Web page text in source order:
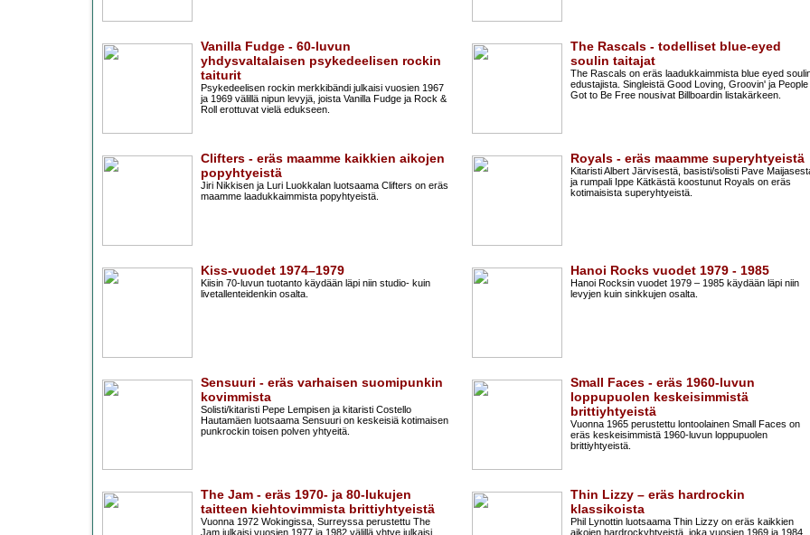
Vanilla Fudge - 60-luvun
yhdysvaltalaisen psykedeelisen rockin
taiturit
Psykedeelisen rockin merkkibändi julkaisi vuosien 1967
ja 1969 välillä nipun levyjä, joista Vanilla Fudge ja Rock &
Roll erottuvat vielä edukseen.
The Rascals - todelliset blue-eyed
soulin taitajat
The Rascals on eräs laadukkaimmista blue eyed
edustajista. Singleistä Good Loving, Groovin' ja People
Got to Be Free nousivat Billboardin listakärkeen.
Clifters - eräs maamme kaikkien aikojen
popyhtyeistä
Jiri Nikkisen ja Luri Luokkalan luotsaama Clifters on eräs
maamme laadukkaimmista popyhtyeistä.
Royals - eräs maamme superyhtyeistä
Kitaristi Albert Järvisestä, basisti/solisti Pave
ja rumpali Ippe Kätkästä koostunut Royals on eräs
kotimaisista superyhtyeistä.
Kiss-vuodet 1974–1979
Kiisin 70-luvun tuotanto käydään läpi niin studio- kuin
livetallenteidenkin osalta.
Hanoi Rocks vuodet 1979 - 1985
Hanoi Rocksin vuodet 1979 – 1985 käydään läpi niin
levyjen kuin sinkkujen osalta.
Sensuuri - eräs varhaisen suomipunkin
kovimmista
Solisti/kitaristi Pepe Lempisen ja kitaristi Costello
Hautamäen luotsaama Sensuuri on keskeisiä kotimaisen
punkrockin toisen polven yhtyeitä.
Small Faces - eräs 1960-luvun
loppupuolen keskeisimmistä
brittiyhtyeistä
Vuonna 1965 perustettu lontoolainen Small Faces on
eräs keskeisimmistä 1960-luvun loppupuolen
brittiyhtyeistä.
The Jam - eräs 1970- ja 80-lukujen
taitteen kiehtovimmista brittiyhtyeistä
Vuonna 1972 Wokingissa, Surreyssa perustettu The
Jam julkaisi vuosien 1977 ja 1982 välillä yhtye julkaisi
Thin Lizzy – eräs hardrockin
klassikoista
Phil Lynottin luotsaama Thin Lizzy on eräs kaikkien
aikojen hardrockyhtyeistä, joka vuosien 1969 ja 1984